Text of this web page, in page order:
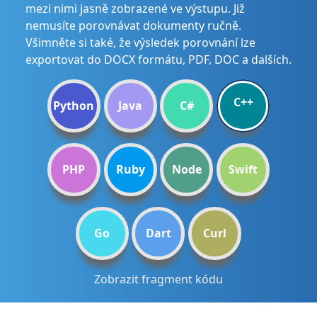
mezi nimi jasně zobrazené ve výstupu. Již
nemusíte porovnávat dokumenty ručně.
Všimněte si také, že výsledek porovnání lze
exportovat do DOCX formátu, PDF, DOC a dalších.
Python Java C# C++
PHP Ruby Node Swift
Go Dart Curl
Zobrazit fragment kódu